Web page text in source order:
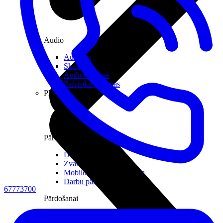
Pārvaldībai
Darbalaika uzskaite
Zvanu pārvaldnieks
Mobilo iekārtu pārvaldība
Darbu pārvaldnieks
Pārdošanai
Audio
Austiņas
Skaļruņi
Audiosistēmas
Brīvroku sistēmas
Planšetes
67773700